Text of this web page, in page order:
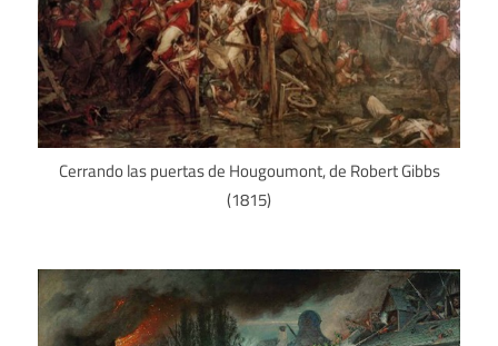
Cerrando las puertas de Hougoumont, de Robert Gibbs
(1815)